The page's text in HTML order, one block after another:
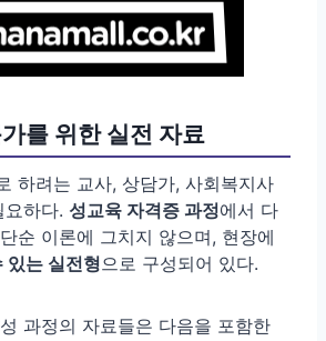
를 위한 실전 자료
하려는 교사, 상담가, 사회복지사
하다. 성교육 자격증 과정에서 다
순 이론에 그치지 않으며, 현장에
있는 실전형으로 구성되어 있다.
과정의 자료들은 다음을 포함한